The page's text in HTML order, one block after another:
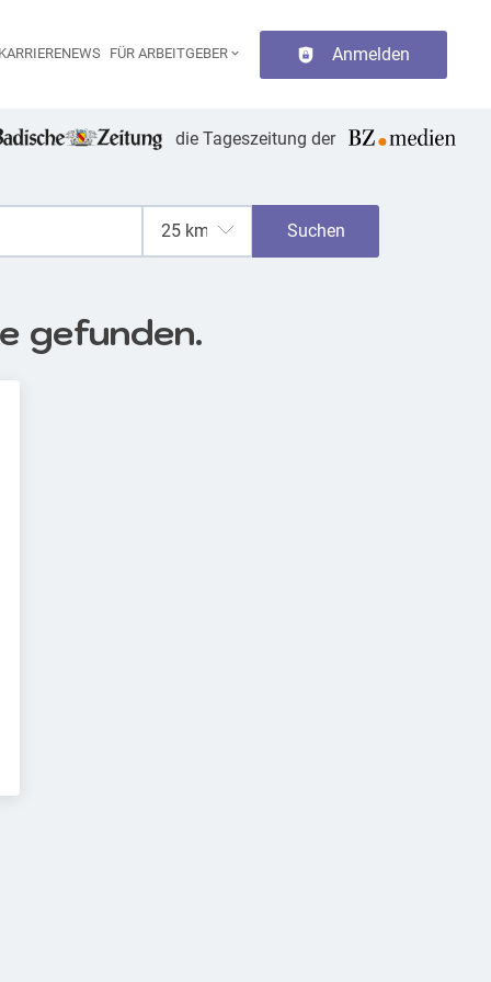
Navigation
KARRIERENEWS FÜR ARBEITGEBER Anmelden
die Tageszeitung der
Suchen
gefunden.